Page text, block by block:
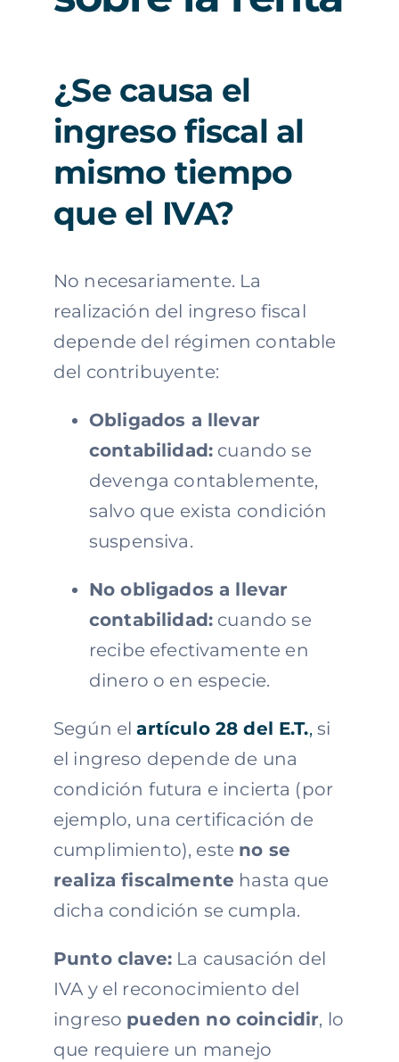
¿Se causa el
ingreso fiscal al
mismo tiempo
que el IVA?
No necesariamente. La
realización del ingreso fiscal
depende del régimen contable
del contribuyente:
Obligados a llevar
contabilidad: cuando se
devenga contablemente,
salvo que exista condición
suspensiva.
No obligados a llevar
contabilidad: cuando se
recibe efectivamente en
dinero o en especie.
Según elartículo 28 del E.T.,si
el ingreso depende de una
condición futura e incierta (por
ejemplo, una certificación de
cumplimiento), este no se
realiza fiscalmente hasta que
dicha condición se cumpla.
Punto clave:La causación del
IVA y el reconocimiento del
ingreso pueden no coincidir, lo
que requiere un manejo